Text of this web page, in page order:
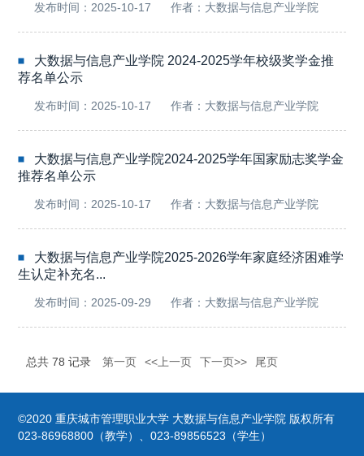
发布时间：2025-10-17 作者：大数据与信息产业学院
大数据与信息产业学院 2024-2025学年校级奖学金推
荐名单公示
发布时间：2025-10-17 作者：大数据与信息产业学院
大数据与信息产业学院2024-2025学年国家励志奖学金
推荐名单公示
发布时间：2025-10-17 作者：大数据与信息产业学院
大数据与信息产业学院2025-2026学年家庭经济困难学
生认定补充名...
发布时间：2025-09-29 作者：大数据与信息产业学院
总共78 记录 第一页 <<上一页 下一页>> 尾页
©2020 重庆城市管理职业大学 大数据与信息产业学院 版权所有
023-86968800（教学）、023-89856523（学生）